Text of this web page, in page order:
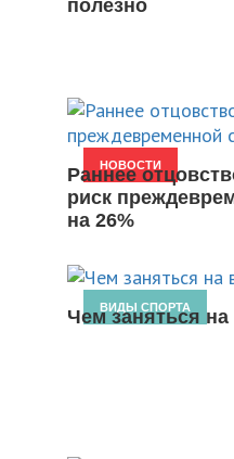
полезно
НОВОСТИ
Раннее
риск
на 26%
ВИДЫ СПОРТА
Чем заняться на